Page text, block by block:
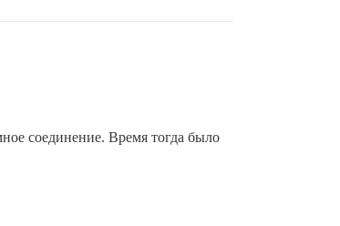
соединение. Время тогда было